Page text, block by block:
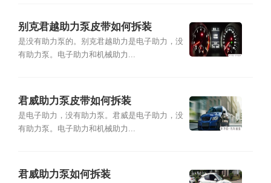
别克君越助力泵皮带如何拆装
是没有助力泵的。别克君越助力是电子助力，没
有助力泵。电子助力和机械助力...
君威助力泵皮带如何拆装
是电子助力，没有助力泵。君威是电子助力，没
有助力泵。电子助力和机械助力...
君威助力泵如何拆装